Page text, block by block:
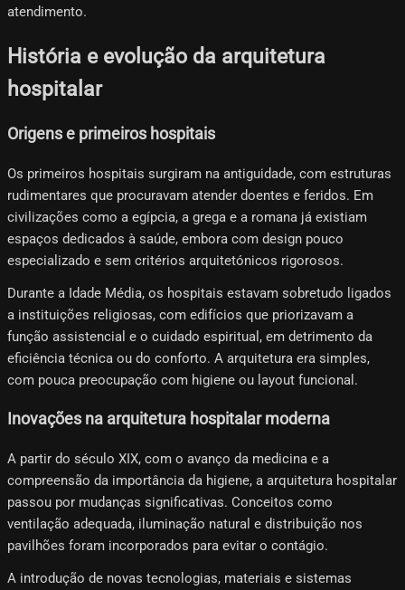
atendimento.
História e evolução da arquitetura
hospitalar
Origens e primeiros hospitais
Os primeiros hospitais surgiram na antiguidade, com estruturas
rudimentares que procuravam atender doentes e feridos. Em
civilizações como a egípcia, a grega e a romana já existiam
espaços dedicados à saúde, embora com design pouco
especializado e sem critérios arquitetónicos rigorosos.
Durante a Idade Média, os hospitais estavam sobretudo ligados
a instituições religiosas, com edifícios que priorizavam a
função assistencial e o cuidado espiritual, em detrimento da
eficiência técnica ou do conforto. A arquitetura era simples,
com pouca preocupação com higiene ou layout funcional.
Inovações na arquitetura hospitalar moderna
A partir do século XIX, com o avanço da medicina e a
compreensão da importância da higiene, a arquitetura hospitalar
passou por mudanças significativas. Conceitos como
ventilação adequada, iluminação natural e distribuição nos
pavilhões foram incorporados para evitar o contágio.
A introdução de novas tecnologias, materiais e sistemas